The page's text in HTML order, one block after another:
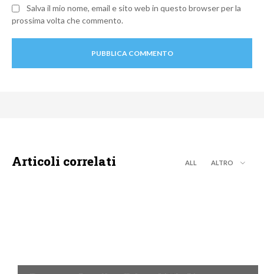
Salva il mio nome, email e sito web in questo browser per la
prossima volta che commento.
Articoli correlati ALL ALTRO